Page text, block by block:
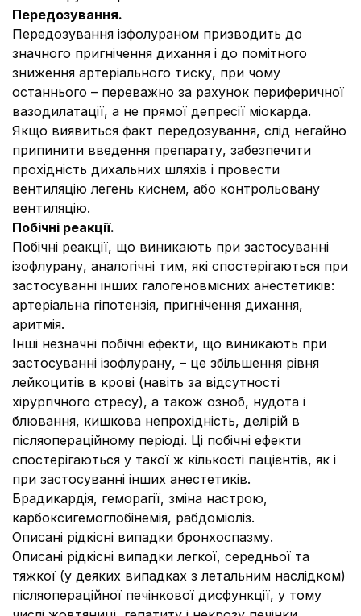
Передозування.
Передозування ізфолураном призводить до
значного пригнічення дихання і до помітного
зниження артеріального тиску, при чому
останнього – переважно за рахунок периферичної
вазодилатації, а не прямої депресії міокарда.
Якщо виявиться факт передозування, слід негайно
припинити введення препарату, забезпечити
прохідність дихальних шляхів і провести
вентиляцію легень киснем, або контрольовану
вентиляцію.
Побічні реакції.
Побічні реакції, що виникають при застосуванні
ізофлурану, аналогічні тим, які спостерігаються при
застосуванні інших галогеновмісних анестетиків:
артеріальна гіпотензія, пригнічення дихання,
аритмія.
Інші незначні побічні ефекти, що виникають при
застосуванні ізофлурану, – це збільшення рівня
лейкоцитів в крові (навіть за відсутності
хірургічного стресу), а також озноб, нудота і
блювання, кишкова непрохідність, делірій в
післяопераційному періоді. Ці побічні ефекти
спостерігаються у такої ж кількості пацієнтів, як і
при застосуванні інших анестетиків.
Брадикардія, геморагії, зміна настрою,
карбоксигемоглобінемія, рабдоміоліз.
Описані рідкісні випадки бронхоспазму.
Описані рідкісні випадки легкої, середньої та
тяжкої (у деяких випадках з летальним наслідком)
післяопераційної печінкової дисфункції, у тому